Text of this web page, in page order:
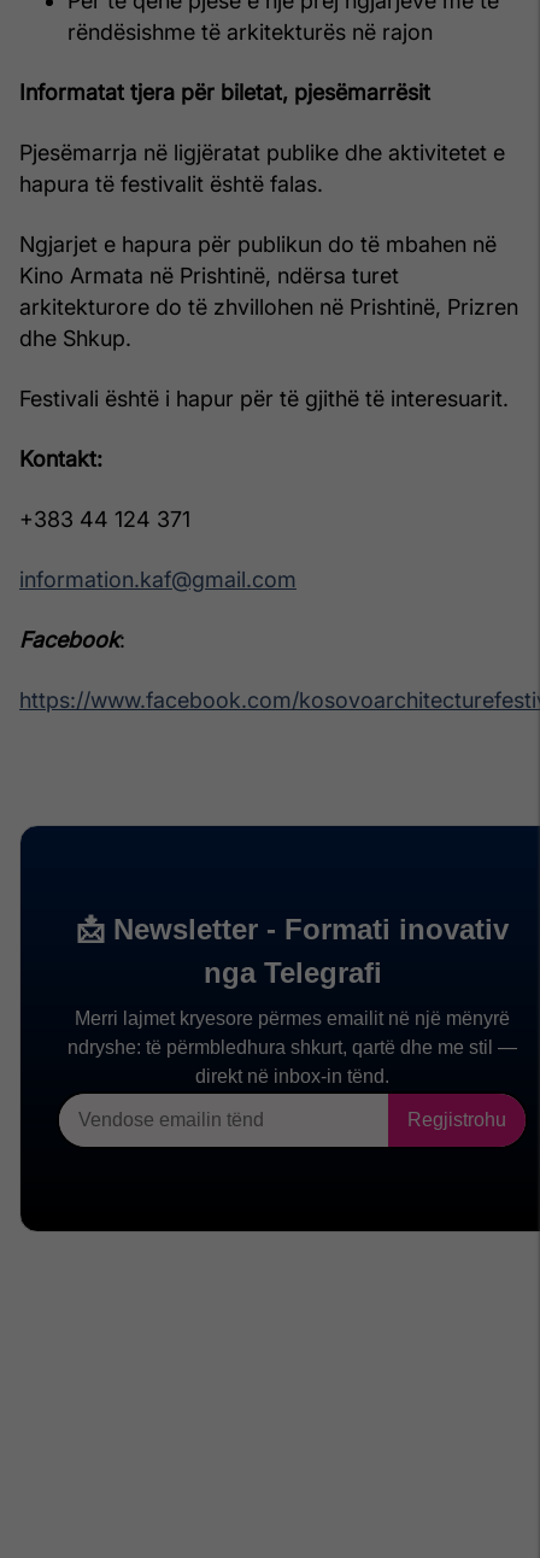
rëndësishme të arkitekturës në rajon
Informatat tjera për biletat, pjesëmarrësit
Pjesëmarrja në ligjëratat publike dhe aktivitetet e
hapura të festivalit është falas.
Ngjarjet e hapura për publikun do të mbahen në
Kino Armata në Prishtinë, ndërsa turet
arkitekturore do të zhvillohen në Prishtinë, Prizren
dhe Shkup.
Festivali është i hapur për të gjithë të interesuarit.
Kontakt:
+383 44 124 371
information.kaf@gmail.com
Facebook:
https://www.facebook.com/